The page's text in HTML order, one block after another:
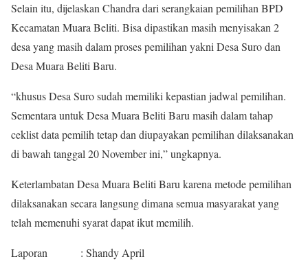
Selain itu, dijelaskan Chandra dari serangkaian pemilihan BPD
Kecamatan Muara Beliti. Bisa dipastikan masih menyisakan 2
desa yang masih dalam proses pemilihan yakni Desa Suro dan
Desa Muara Beliti Baru.
“khusus Desa Suro sudah memiliki kepastian jadwal pemilihan.
Sementara untuk Desa Muara Beliti Baru masih dalam tahap
ceklist data pemilih tetap dan diupayakan pemilihan dilaksanakan
di bawah tanggal 20 November ini,” ungkapnya.
Keterlambatan Desa Muara Beliti Baru karena metode pemilihan
dilaksanakan secara langsung dimana semua masyarakat yang
telah memenuhi syarat dapat ikut memilih.
Laporan : Shandy April